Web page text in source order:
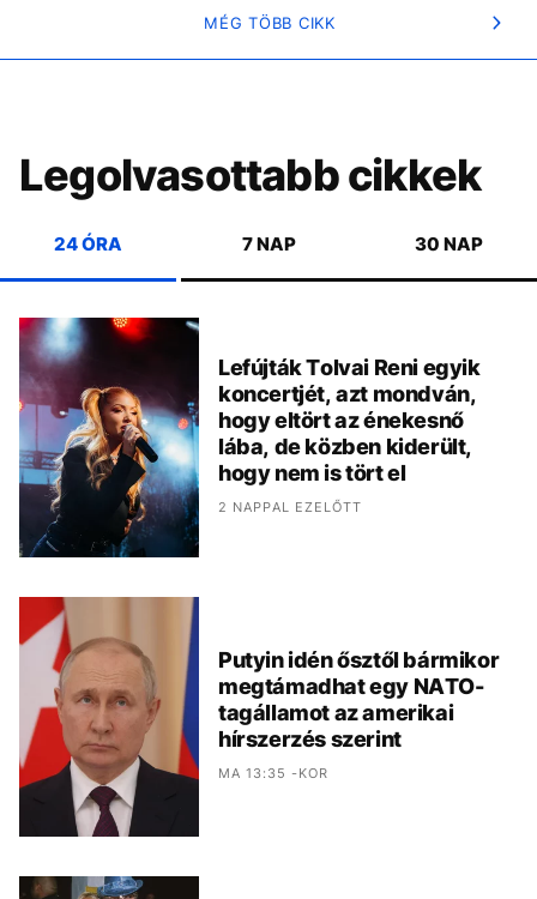
MÉG TÖBB CIKK
Legolvasottabb cikkek
24 ÓRA 7 NAP 30 NAP
Lefújták Tolvai Reni egyik
koncertjét, azt mondván,
hogy eltört az énekesnő
lába, de közben kiderült,
hogy nem is tört el
2 NAPPAL EZELŐTT
Putyin idén ősztől bármikor
megtámadhat egy NATO-
tagállamot az amerikai
hírszerzés szerint
MA 13:35 -KOR